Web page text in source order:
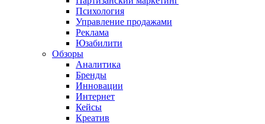
Психология
Управление продажами
Реклама
Юзабилити
Обзоры
Аналитика
Бренды
Инновации
Интернет
Кейсы
Креатив